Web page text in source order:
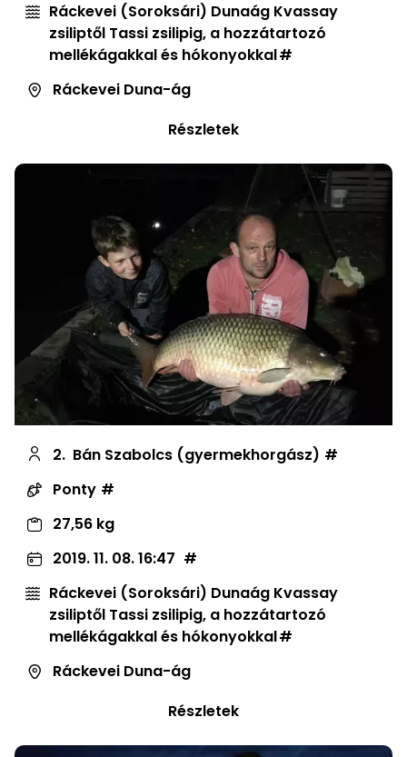
Ráckevei (Soroksári) Dunaág Kvassay
zsiliptől Tassi zsilipig, a hozzátartozó
mellékágakkal és hókonyokkal
Ráckevei Duna-ág
Részletek
2. Bán Szabolcs (gyermekhorgász)
Ponty
27,56 kg
2019. 11. 08. 16:47
Ráckevei (Soroksári) Dunaág Kvassay
zsiliptől Tassi zsilipig, a hozzátartozó
mellékágakkal és hókonyokkal
Ráckevei Duna-ág
Részletek